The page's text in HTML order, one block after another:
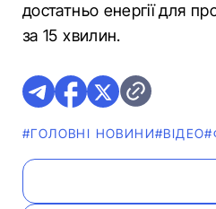
достатньо енергії для
за 15 хвилин.
#ГОЛОВНІ НОВИНИ#ВІДЕО